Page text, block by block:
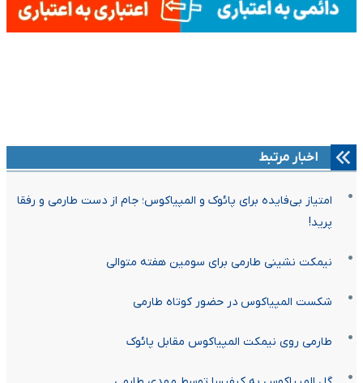
اخبار مرتبط
امتیاز بی‌فایده برای پائوک و المپیاکوس؛ جام از دست طارمی و رفقا
پرید!
نیمکت نشینی طارمی برای سومین هفته متوالی
شکست المپیاکوس در حضور کوتاه طارمی
طارمی روی نیمکت المپیاکوس مقابل پائوک